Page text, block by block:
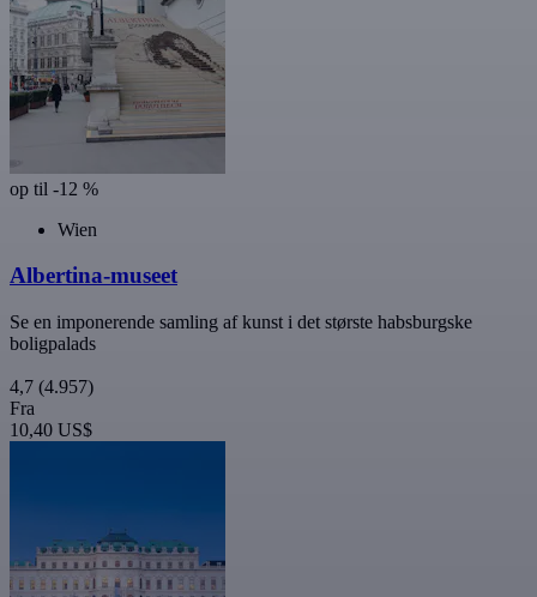
op til -12 %
Wien
Albertina-museet
Se en imponerende samling af kunst i det største habsburgske
boligpalads
4,7 (4.957)
Fra
10,40 US$